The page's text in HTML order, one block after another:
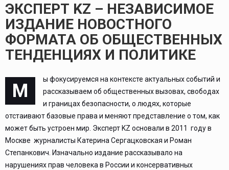
ЭКСПЕРТ KZ – НЕЗАВИСИМОЕ
ИЗДАНИЕ НОВОСТНОГО
ФОРМАТА ОБ ОБЩЕСТВЕННЫХ
ТЕНДЕНЦИЯХ И ПОЛИТИКЕ
М
ы фокусируемся на контексте актуальных событий и
рассказываем об общественных вызовах, свободах
и границах безопасности, о людях, которые
отстаивают базовые права и меняют представление о том, как
может быть устроен мир. Эксперт KZ основали в 2011 году в
Москве журналисты Катерина Сергацковская и Роман
Степанкович. Изначально издание рассказывало на
нарушениях прав человека в России и консервативных